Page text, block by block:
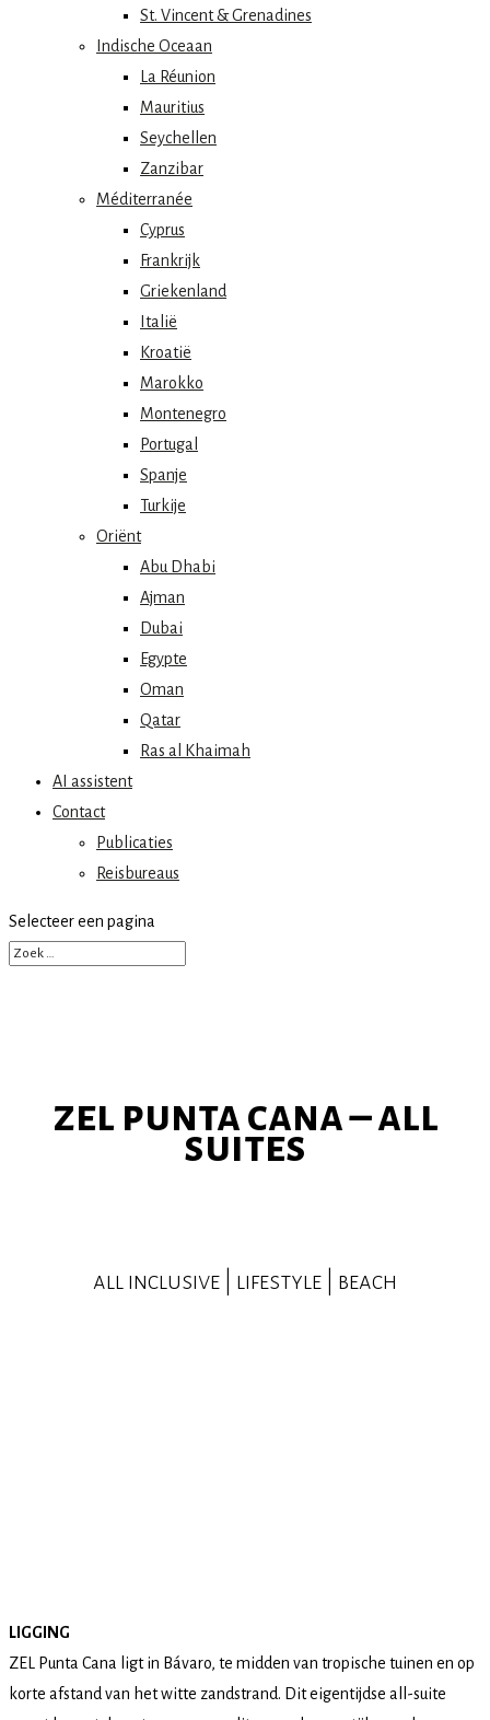
St. Vincent & Grenadines
Indische Oceaan
La Réunion
Mauritius
Seychellen
Zanzibar
Méditerranée
Cyprus
Frankrijk
Griekenland
Italië
Kroatië
Marokko
Montenegro
Portugal
Spanje
Turkije
Oriënt
Abu Dhabi
Ajman
Dubai
Egypte
Oman
Qatar
Ras al Khaimah
AI assistent
Contact
Publicaties
Reisbureaus
Selecteer een pagina
zel punta cana – all
suites
all inclusive | lifestyle | beach
LIGGING
ZEL Punta Cana ligt in Bávaro, te midden van tropische tuinen en op
korte afstand van het witte zandstrand. Dit eigentijdse all-suite